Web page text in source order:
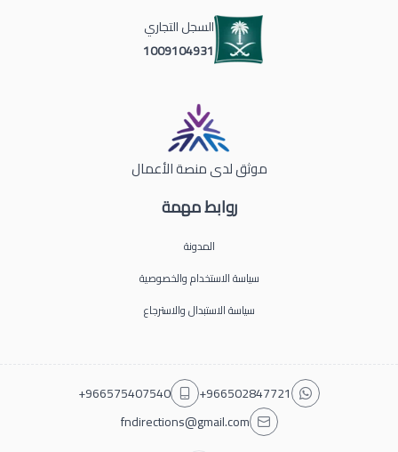
روابط مهمة
المدونة
سياسة الاستخدام والخصوصية
سياسة الاستبدال والاسترجاع
السجل التجاري
1009104931
موثق لدى منصة الأعمال
+966502847721
+966575407540
fndirections@gmail.com